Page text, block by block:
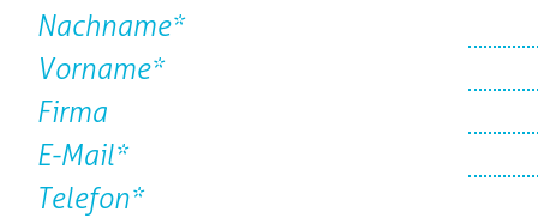
Nachname*
Vorname*
Firma
E-Mail*
Telefon*